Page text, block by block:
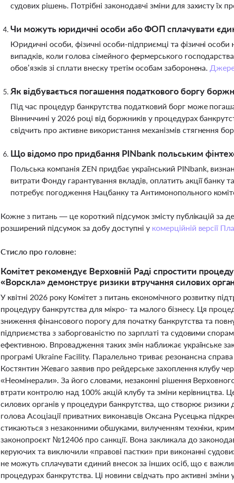
судових рішень. Потрібні законодавчі зміни для захисту їх
Чи можуть юридичні особи або ФОП сплачувати
Юридичні особи, фізичні особи-підприємці та фізичні
випадків, коли голова сімейного фермерського
обов’язків зі сплати внеску третім особам заборонена.
Як відбувається погашення податкового боргу
Під час процедур банкрутства податковий борг може
Вінниччині у 2026 році від боржників у процедурах
свідчить про активне використання механізмів стягнення
Що відомо про придбання PINbank польським
Польська компанія ZEN придбає український PINbank,
витрати Фонду гарантування вкладів, оплатить акції банку
потребує погодження Нацбанку та Антимонопольного
Кожне з питань — це короткий підсумок змісту публікацій
розширений підсумок за добу доступні у комерційній версії
Стисло про головне:
Комітет рекомендує Верховній Раді спростити
«Ворскла» демонструє ризики втручання силових
У квітні 2026 року Комітет з питань економічного розвитку
процедуру банкрутства для мікро- та малого бізнесу. Ця
зниження фінансового порогу для початку банкрутства та
підприємства з заборгованістю по зарплаті та судовими
ефективною. Впровадження таких змін наближає українське
програмі Ukraine Facility. Паралельно триває резонансна
Костянтин Жеваго заявив про рейдерське захоплення клубу
«Неомінерали». За його словами, незаконні рішення
втрати контролю над 100% акцій клубу та зміни керівництва.
силових органів у процедури банкрутства, що створює ризики
голова Асоціації приватних виконавців Оксана Русецька
стикаються з незаконними обшуками, вилученням техніки,
законопроєкт №12406 про санкції. Вона закликала до
керуючих та виключили «правові пастки» при виконанні
не можуть сплачувати єдиний внесок за інших осіб, що є
процедурах банкрутства. Ці новини свідчать про активні